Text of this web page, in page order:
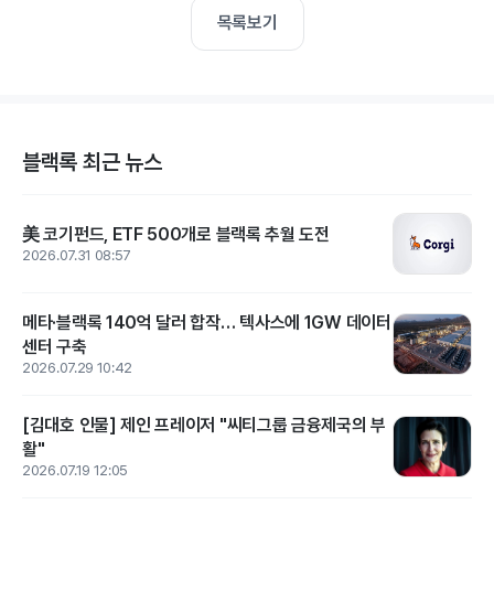
목록보기
블랙록 최근 뉴스
美 코기펀드, ETF 500개로 블랙록 추월 도전
2026.07.31 08:57
메타·블랙록 140억 달러 합작… 텍사스에 1GW 데이터
센터 구축
2026.07.29 10:42
[김대호 인물] 제인 프레이저 "씨티그룹 금융제국의 부
활"
2026.07.19 12:05